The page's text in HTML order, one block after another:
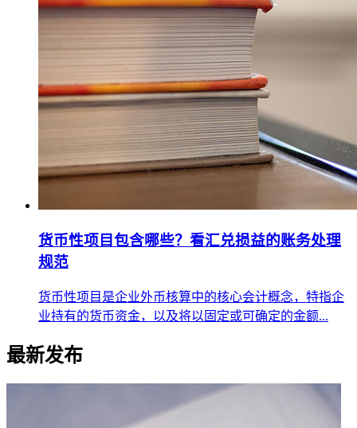
货币性项目包含哪些？看汇兑损益的账务处理
规范
​货币性项目是企业外币核算中的核心会计概念，特指企
业持有的货币资金，以及将以固定或可确定的金额...
最新发布